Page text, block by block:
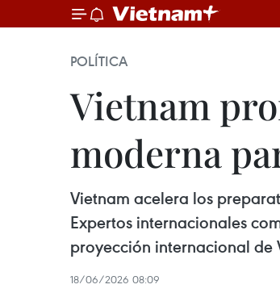
POLÍTICA
Vietnam
moderna
Vietnam acelera los
Expertos internacionales
proyección internacional de
18/06/2026 08:09